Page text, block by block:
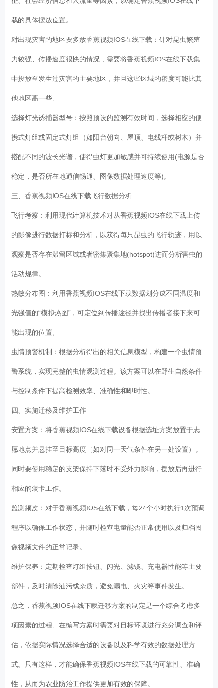
载的具体摆放位置。
对出现灾害的地区要多放香蕉视频IOS在线下载：针对昆虫繁殖
力较强、传播速度很快的情况，需要将香蕉视频IOS在线下载集
中投放至发生过灾害的主要地区，并且这些区域的密度可能比其
他地区高一些。
选择灯光诱捕器型号：按照预设的监测有效时间，选择相应的便
携式灯组或固定式灯组（如阳台朝向、屋顶、电线杆或树木）并
搭配不同的波长光谱，使得虫灯更加敏感并可持续使用(电源是否
稳定，是否所在地通信畅通、图像数据处理速度等)。
三、香蕉视频IOS在线下载飞行数据分析
飞行考察：利用现代计算机技术对从香蕉视频IOS在线下载上传
的影像进行数据打标和分析，以获得每只昆虫的飞行轨迹，用以
观察是否存在滞留区域或者密集聚集地(hotspot)进而分析害虫的
活动规律。
热敏分布图：利用香蕉视频IOS在线下载数据划分成不同温度和
光强值的“模拟热图”，可定位到传播途径并找出传播者接下来可
能出现的位置。
虫情预警机制：根据分析得出的相关信息模型，构建一个虫情预
警系统，实现完整的虫情观测过程。该方案可以在野生自然条件
与控制条件下提高检测效率、准确性和即时性。
四、实施迁移及维护工作
安置方案：将香蕉视频IOS在线下载设备根据选址方案放置于志
愿地点并悬挂至目标高度（如对同一天气条件在另一处设置）。
同时要使用稳定的支架保持下落时不受外力影响，摆放后再进行
相应的装卡工作。
监测频次：对于香蕉视频IOS在线下载，每24个小时执行1次预调
程序以确保工作状态，并随时检查电量能否正常使用以及归档图
像视频文件的正常记录。
维护保养：定期检查灯组按钮、闪光、滤镜、充电器性能等主要
部件，及时清除油污或杂质，避免漏电、火灾等事件发生。
总之，香蕉视频IOS在线下载迁移方案的制定是一个综合考虑多
项因素的过程。在编写方案时需要对目标环境进行充分调查和评
估，依据实际情况选择合适的设备以及科学有效的数据处理方
式。只有这样，才能确保香蕉视频IOS在线下载的可靠性、准确
性，从而为农业防治工作提供更加有效的保障。